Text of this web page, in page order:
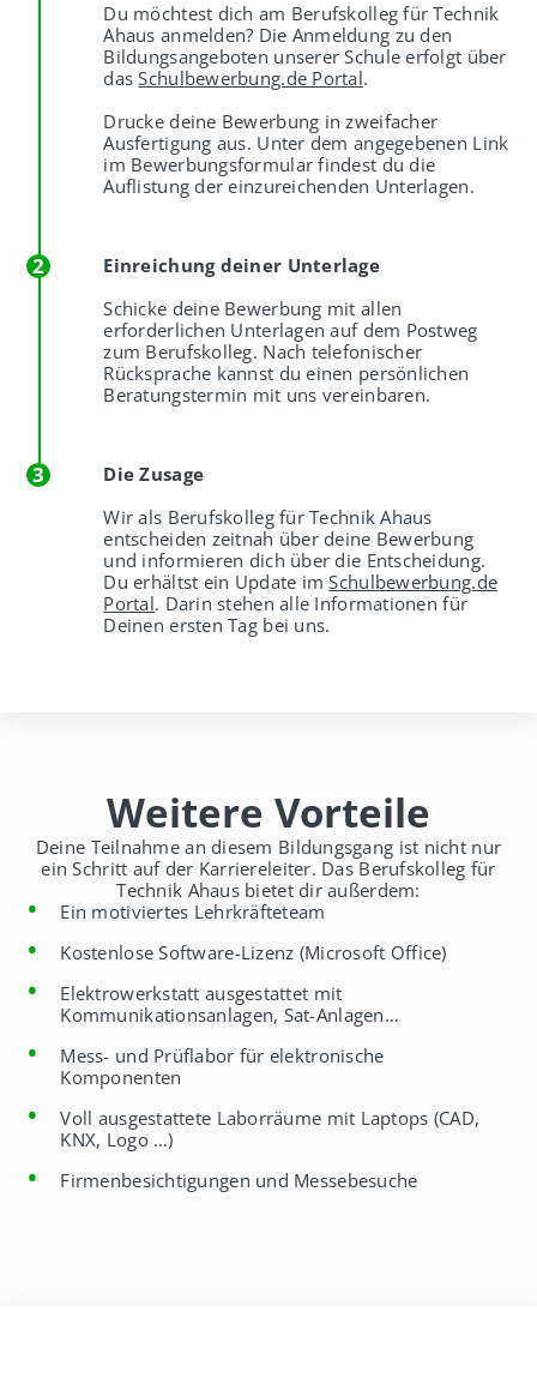
Du möchtest dich am Berufskolleg für Technik
Ahaus anmelden? Die Anmeldung zu den
Bildungsangeboten unserer Schule erfolgt über
dasSchulbewerbung.de Portal.
Drucke deine Bewerbung in zweifacher
Ausfertigung aus. Unter dem angegebenen Link
im Bewerbungsformular findest du die
Auflistung der einzureichenden Unterlagen.
Einreichung deiner Unterlage
Schicke deine Bewerbung mit allen
erforderlichen Unterlagen auf dem Postweg
zum Berufskolleg. Nach telefonischer
Rücksprache kannst du einen persönlichen
Beratungstermin mit uns vereinbaren.
Die Zusage
Wir als Berufskolleg für Technik Ahaus
entscheiden zeitnah über deine Bewerbung
und informieren dich über die Entscheidung.
Du erhältst ein Update imSchulbewerbung.de
Portal. Darin stehen alle Informationen für
Deinen ersten Tag bei uns.
Weitere Vorteile
Deine Teilnahme an diesem Bildungsgang ist nicht nur
ein Schritt auf der Karriereleiter. Das Berufskolleg für
Technik Ahaus bietet dir außerdem:
Ein motiviertes Lehrkräfteteam
Kostenlose Software-Lizenz (Microsoft Office)
Elektrowerkstatt ausgestattet mit
Kommunikationsanlagen, Sat-Anlagen…
Mess- und Prüflabor für elektronische
Komponenten
Voll ausgestattete Laborräume mit Laptops (CAD,
KNX, Logo …)
Firmenbesichtigungen und Messebesuche